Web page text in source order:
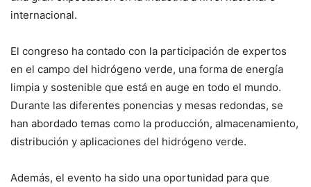
internacional.
El congreso ha contado con la participación de expertos
en el campo del hidrógeno verde, una forma de energía
limpia y sostenible que está en auge en todo el mundo.
Durante las diferentes ponencias y mesas redondas, se
han abordado temas como la producción, almacenamiento,
distribución y aplicaciones del hidrógeno verde.
Además, el evento ha sido una oportunidad para que